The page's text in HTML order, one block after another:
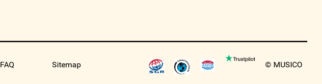
FAQ Sitemap © MUSICO